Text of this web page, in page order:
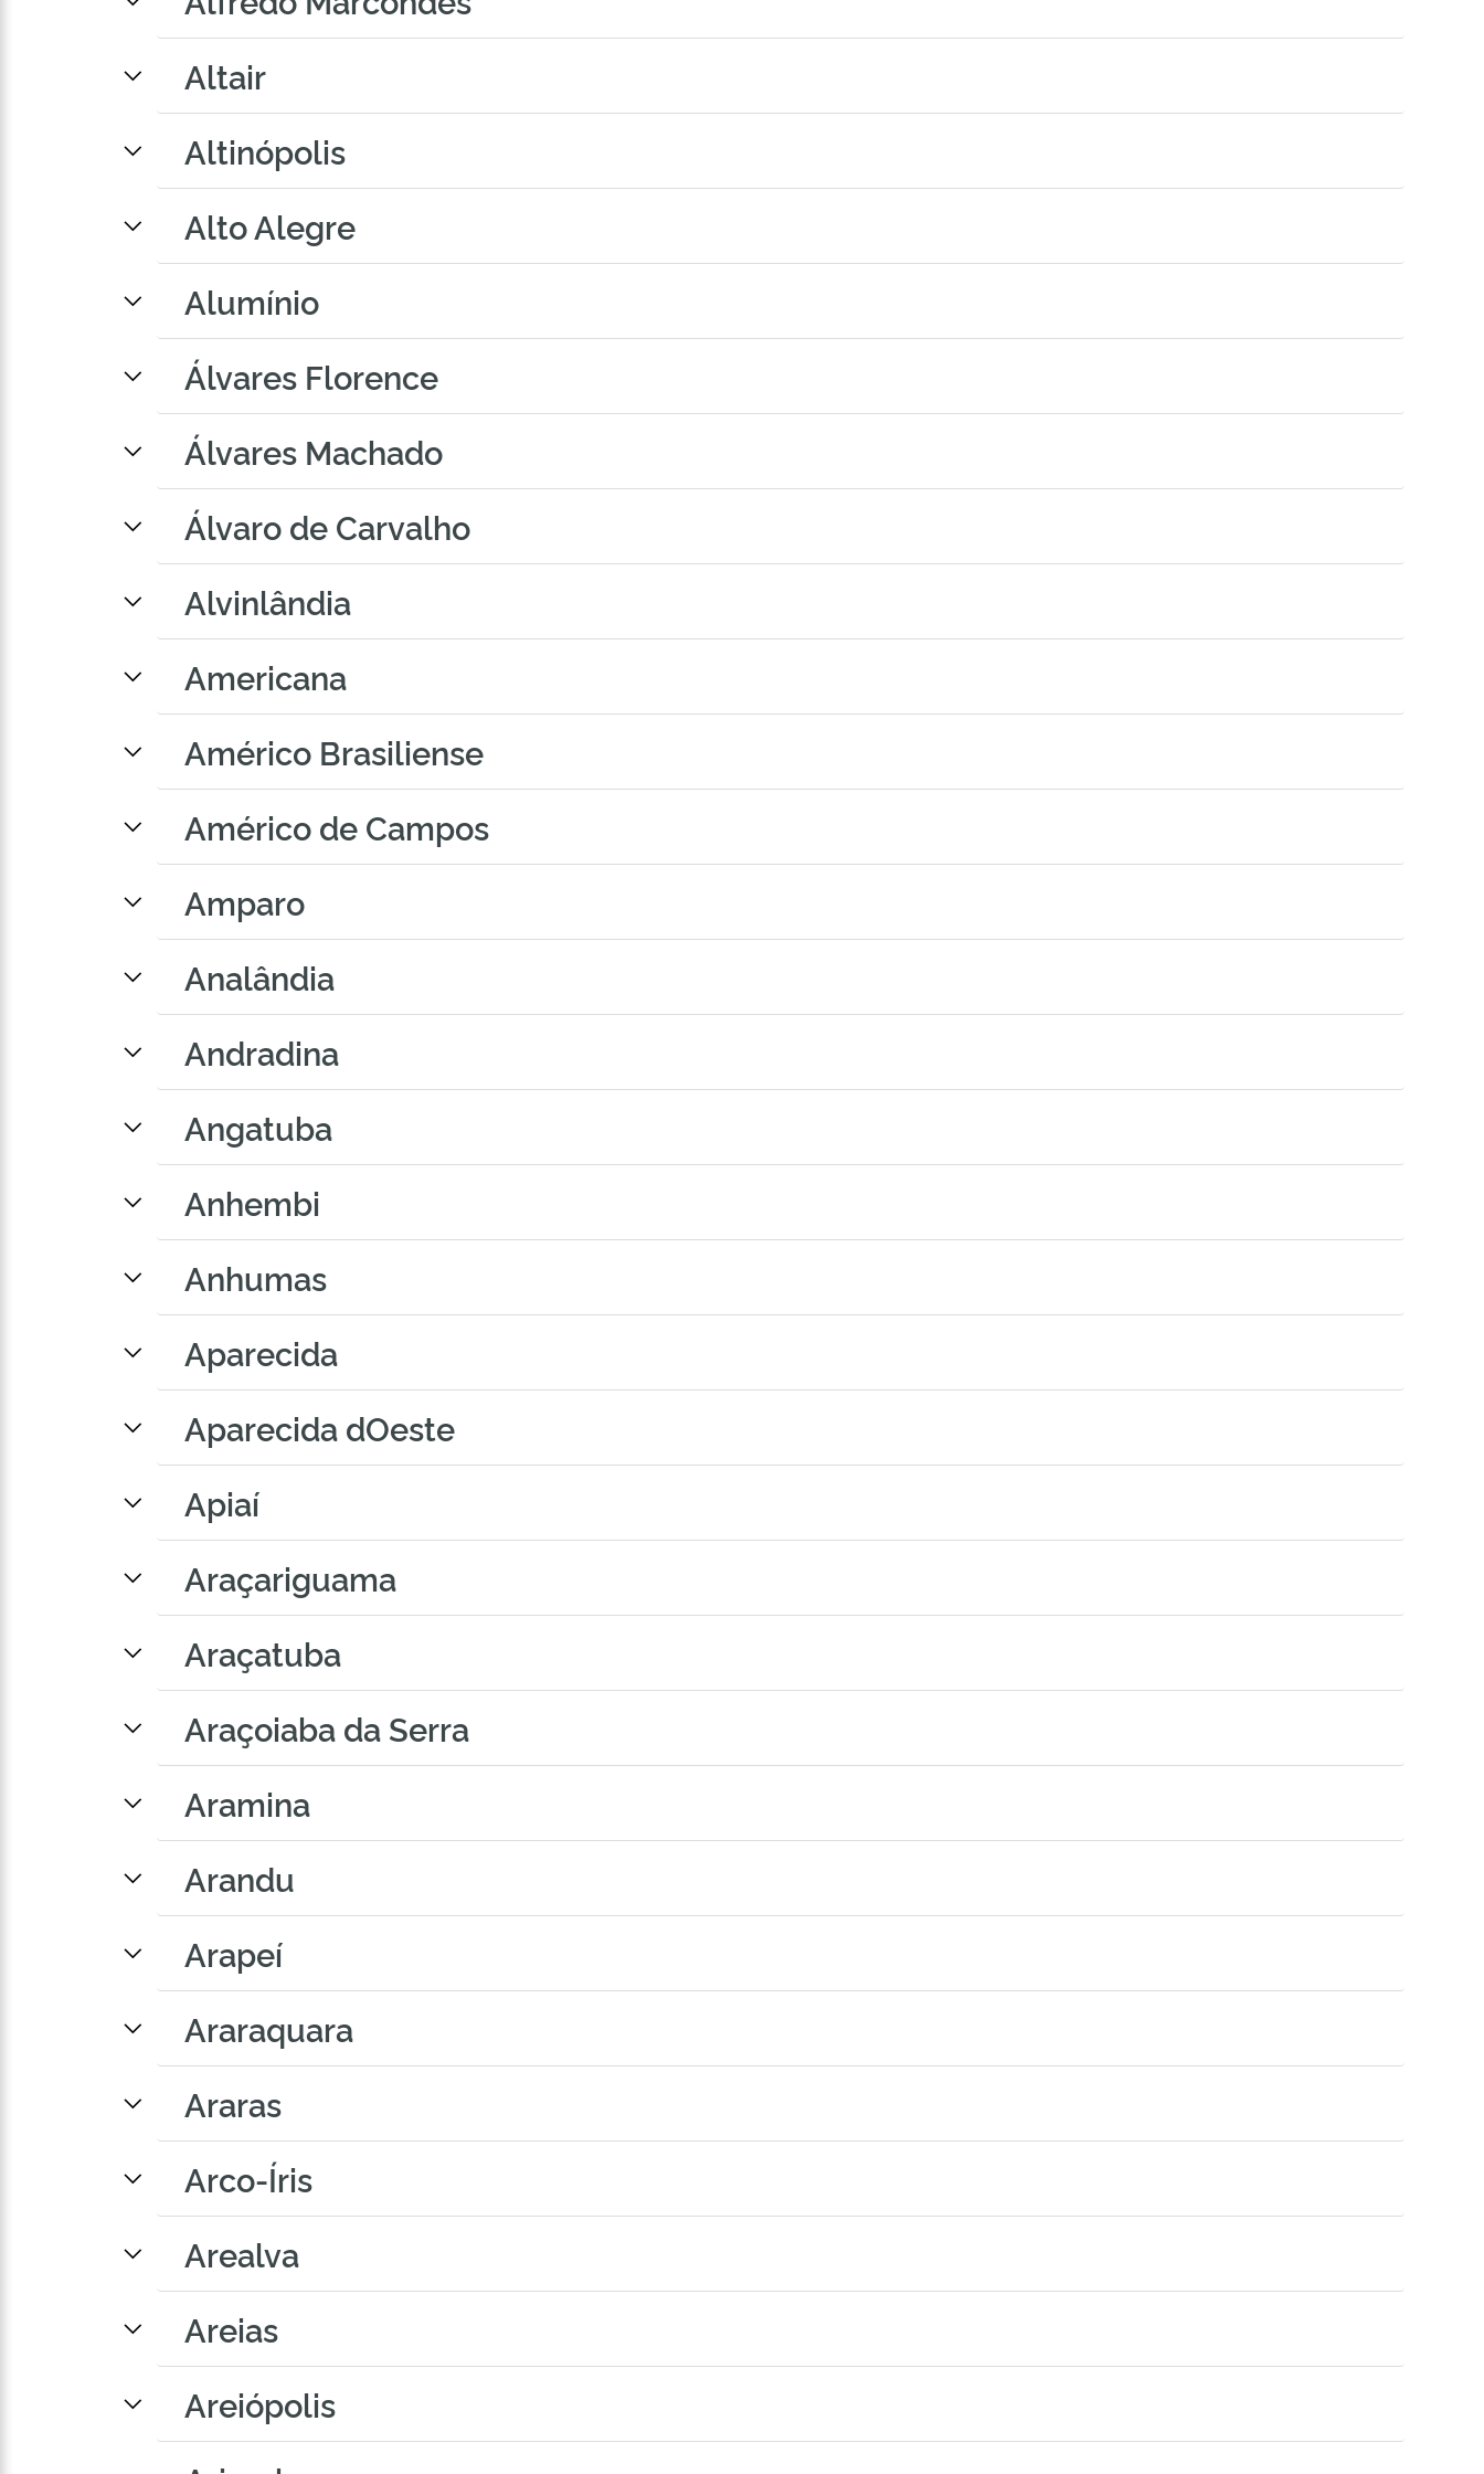
Altair
Altinópolis
Alto Alegre
Alumínio
Álvares Florence
Álvares Machado
Álvaro de Carvalho
Alvinlândia
Americana
Américo Brasiliense
Américo de Campos
Amparo
Analândia
Andradina
Angatuba
Anhembi
Anhumas
Aparecida
Aparecida dOeste
Apiaí
Araçariguama
Araçatuba
Araçoiaba da Serra
Aramina
Arandu
Arapeí
Araraquara
Araras
Arco-Íris
Arealva
Areias
Areiópolis